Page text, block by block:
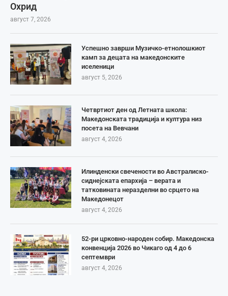
Охрид
август 7, 2026
Успешно заврши Музичко-етнолошкиот
камп за децата на македонските
иселеници
август 5, 2026
Четвртиот ден од Летната школа:
Македонската традиција и култура низ
посета на Вевчани
август 4, 2026
Илинденски свечености во Австралиско-
сиднејската епархија – верата и
татковината неразделни во срцето на
Македонецот
август 4, 2026
52-ри црковно-народен собир. Македонска
конвенција 2026 во Чикаго од 4 до 6
септември
август 4, 2026